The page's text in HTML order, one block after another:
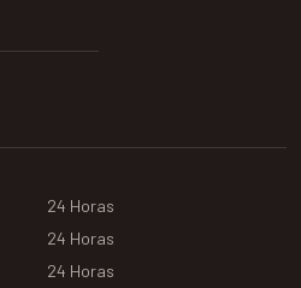
24 Horas
24 Horas
24 Horas